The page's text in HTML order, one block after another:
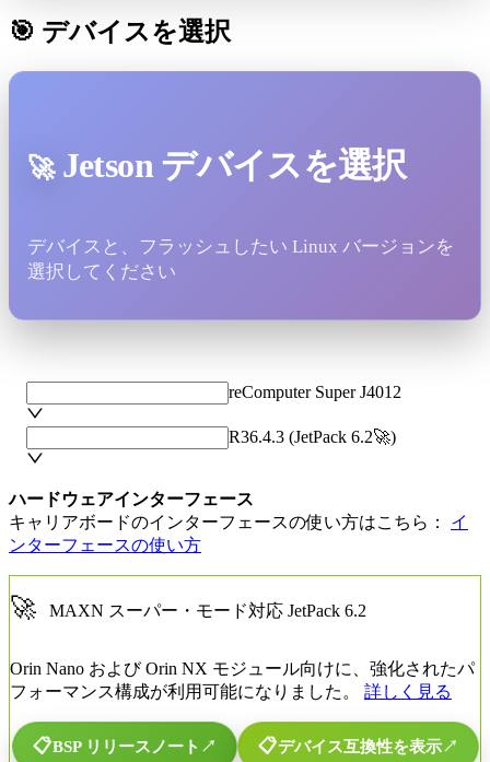
🎯 デバイスを選択
🚀Jetson デバイスを選択
デバイスと、フラッシュしたい Linux バージョンを
選択してください
reComputer Super J4012
R36.4.3 (JetPack 6.2🚀)
ハードウェアインターフェース
キャリアボードのインターフェースの使い方はこちら：
イ
ンターフェースの使い方
🚀 MAXN スーパー・モード対応 JetPack 6.2
Orin Nano および Orin NX モジュール向けに、強化されたパ
フォーマンス構成が利用可能になりました。 詳しく見る
📋BSP リリースノート ↗ 📋デバイス互換性を表示↗